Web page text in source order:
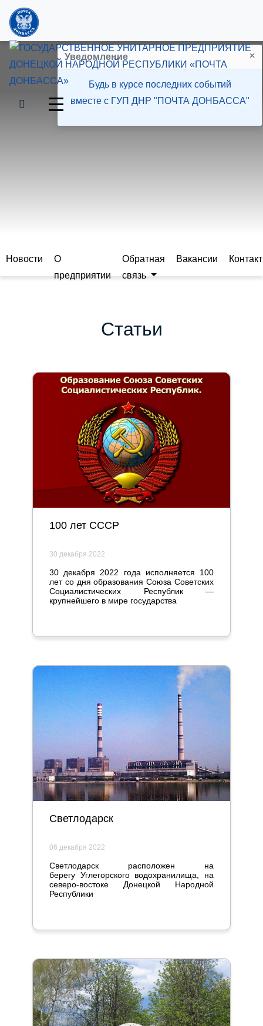
Пресс-центр
Новости
О
предприятии
Обратная
связь
Вакансии
Статьи
100 лет СССР
30 декабря 2022
30 декабря 2022 года исполняется 100
лет со дня образования Союза Советских
Социалистических Республик —
крупнейшего в мире государства
Светлодарск
06 декабря 2022
Светлодарск расположен на
берегу Углегорского водохранилища, на
северо-востоке Донецкой Народной
Республики
Уведомление ×
Будь в курсе последних событий
вместе с ГУП ДНР "ПОЧТА ДОНБАССА"